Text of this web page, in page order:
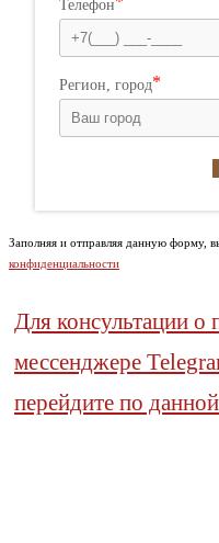
Телефон
Регион, город
Заполняя и отправляя данную форму,
конфиденциальности
Для консультации о
мессенджере
перейдите по